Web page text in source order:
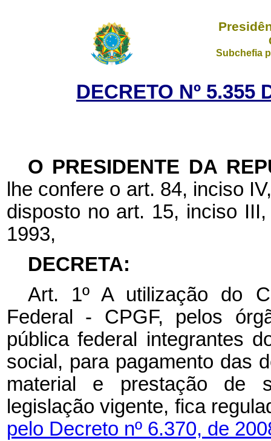
Subchefia
DECRETO Nº 5.355
O PRESIDENTE DA
lhe confere o art. 84, inciso
disposto no art. 15, inciso
1993,
DECRETA:
Art. 1º A utilização do
Federal - CPGF, pelos
pública federal integrantes
social, para pagamento das
material e prestação de
legislação vigente, fica
pelo Decreto nº 6.370, de